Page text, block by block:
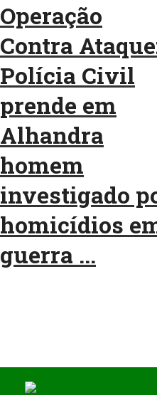
Operação
Contra
Polícia Civil
prende em
Alhandra
homem
investigado
homicídios
guerra ...